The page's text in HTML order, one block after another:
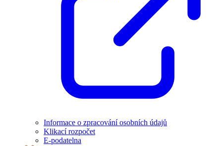
Informace o zpracování osobních údajů
Klikací rozpočet
E-podatelna